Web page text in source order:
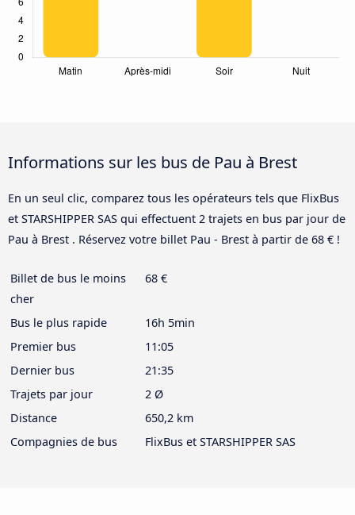
Informations sur les bus de Pau à Brest
En un seul clic, comparez tous les opérateurs tels que FlixBus
et STARSHIPPER SAS qui effectuent 2 trajets en bus par jour de
Pau à Brest . Réservez votre billet Pau - Brest à partir de 68 € !
Billet de bus le moins
cher
68 €
Bus le plus rapide
16h 5min
Premier bus
11:05
Dernier bus
21:35
Trajets par jour
2 Ø
Distance
650,2 km
Compagnies de bus
FlixBus et STARSHIPPER SAS